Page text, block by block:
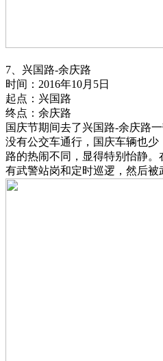
7、兴国路-余庆路
时间：2016年10月5日
起点：兴国路
终点：余庆路
国庆节期间去了兴国路-余庆路
没有公交车通行，国庆车辆也
路的热闹不同，显得特别怡静
有武警站岗和定时巡逻，然后被